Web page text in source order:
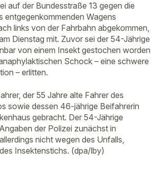
auf der Bundesstraße 13 gegen die
entgegenkommenden Wagens
links von der Fahrbahn abgekommen,
Dienstag mit. Zuvor sei der 54-Jährige
von einem Insekt gestochen worden
Schock – eine schwere
– erlitten.
der 55 Jahre alte Fahrer des
sowie dessen 46-jährige Beifahrerin
gebracht. Der 54-Jährige
der Polizei zunächst in
nicht wegen des Unfalls,
Insektenstichs. (dpa/lby)